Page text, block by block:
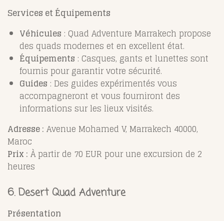
Services et Équipements
Véhicules : Quad Adventure Marrakech propose
des quads modernes et en excellent état.
Équipements : Casques, gants et lunettes sont
fournis pour garantir votre sécurité.
Guides : Des guides expérimentés vous
accompagneront et vous fourniront des
informations sur les lieux visités.
Adresse : Avenue Mohamed V, Marrakech 40000,
Maroc
Prix : À partir de 70 EUR pour une excursion de 2
heures
6. Desert Quad Adventure
Présentation